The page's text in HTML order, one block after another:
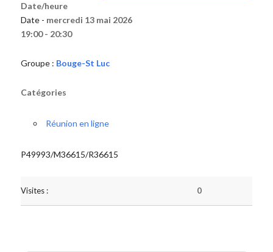
Date/heure
Date - mercredi 13 mai 2026
19:00 - 20:30
Groupe : Bouge-St Luc
Catégories
Réunion en ligne
P49993/M36615/R36615
Visites : 0